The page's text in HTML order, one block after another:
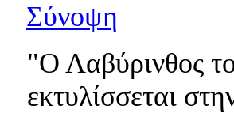
Σύνοψη
"Ο Λαβύρινθος
εκτυλίσσεται